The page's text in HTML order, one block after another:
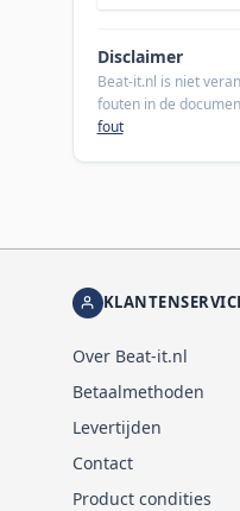
Disclaimer
Beat-it.nl is niet
fouten in de
fout
Over Beat-it.nl
Betaalmethoden
Levertijden
Contact
Product condities